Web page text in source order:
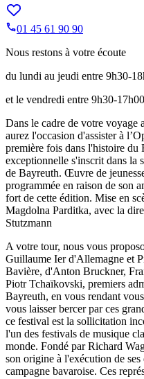
01 45 61 90 90
Nous restons à votre écoute
du lundi au jeudi entre 9h30-
et le vendredi entre 9h30-17h00
Dans le cadre de votre voyage
aurez l'occasion d'assister à
première fois dans l'histoire du
exceptionnelle s'inscrit dans la
de Bayreuth. Œuvre de
programmée en raison de son
fort de cette édition. Mise en
Magdolna Parditka, avec la
Stutzmann
A votre tour, nous vous
Guillaume Ier d'Allemagne et
Bavière, d'Anton Bruckner,
Piotr Tchaïkovski, premiers
Bayreuth, en vous rendant
vous laisser bercer par ces
ce festival est la sollicitation
l'un des festivals de musique
monde. Fondé par Richard
son origine à l'exécution de
campagne bavaroise. Ces